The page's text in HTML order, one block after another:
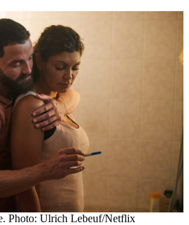
Photo: Ulrich Lebeuf/Netflix